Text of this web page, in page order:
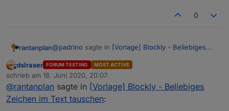
0
rantanplan@padrino sagte in [Vorlage] Blockly - Beliebiges
@ rantanplan
Witzig, einen Ansatz mit Durchläufe = Länge
durch 250 hatte ich zuerst auch, bis ich dann
gemerkt habe, war am Ende in meinem Code
Ich finde nur den Intevall für diese Lösung etwas
unglücklich.
Offline
dslraser FORUM TESTING MOST ACTIVE
schrieb am 18. Juni 2020, 20:07
zuletzt editiert von
@rantanplan sagte in [Vorlage] Blockly - Beliebiges
Zeichen im Text tauschen: